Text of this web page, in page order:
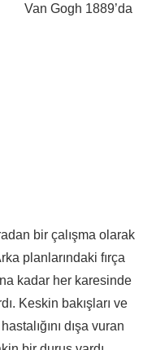
Van Gogh 1889’da
bir çalışma olarak
planlarındaki fırça
kadar her karesinde
Keskin bakışları ve
dışa vuran